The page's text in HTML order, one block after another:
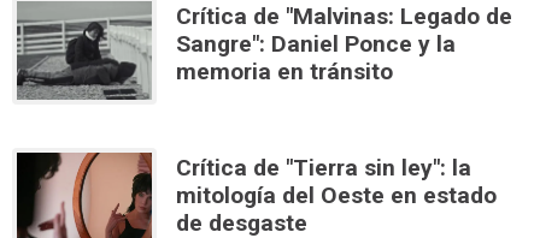
Crítica de "Malvinas: Legado de
Sangre": Daniel Ponce y la
memoria en tránsito
Crítica de "Tierra sin ley": la
mitología del Oeste en estado
de desgaste